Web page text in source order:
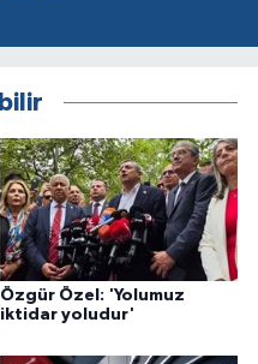
Özgür Özel: 'Yolumuz
iktidar yoludur'